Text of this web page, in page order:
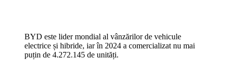
BYD este lider mondial al vânzărilor de vehicule
electrice și hibride, iar în 2024 a comercializat nu mai
puțin de 4.272.145 de unități.